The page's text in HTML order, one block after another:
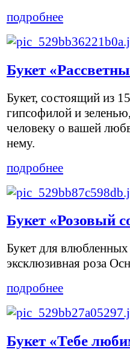
подробнее
Букет
Букет, состоящий из
гипсофилой и
человеку о вашей
нему.
подробнее
Букет «Розовый
Букет для
эксклюзивная роза
подробнее
Букет «Тебе